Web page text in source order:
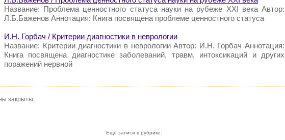
Название: Проблема ценностного статуса науки на рубеже XXI века Автор:
Л.Б.Баженов Аннотация: Книга посвящена проблеме ценностного статуса
И.Н. Горбач / Критерии диагностики в неврологии
Название: Критерии диагностики в неврологии Автор: И.Н. Горбач Аннотация:
Книга посвящена диагностике заболеваний, травм, интоксикаций и других
поражений нервной
закрыты
Ещё записи в рубрике: